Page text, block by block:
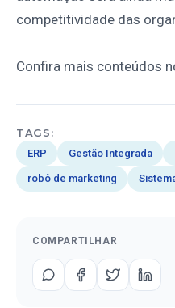
competitividade das
Confira mais conteúdos
TAGS:
ERP Gestão Integrada
robô de marketing
COMPARTILHAR